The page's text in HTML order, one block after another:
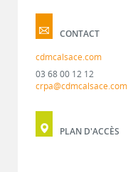
CONTACT
cdmcalsace.com
03 68 00 12 12
crpa@cdmcalsace.com
PLAN D'ACCÈS